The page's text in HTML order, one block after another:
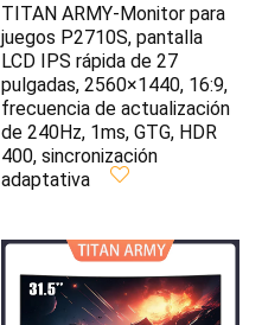
TITAN ARMY-Monitor para
juegos P2710S, pantalla
LCD IPS rápida de 27
pulgadas, 2560×1440, 16:9,
frecuencia de actualización
de 240Hz, 1ms, GTG, HDR
400, sincronización
adaptativa